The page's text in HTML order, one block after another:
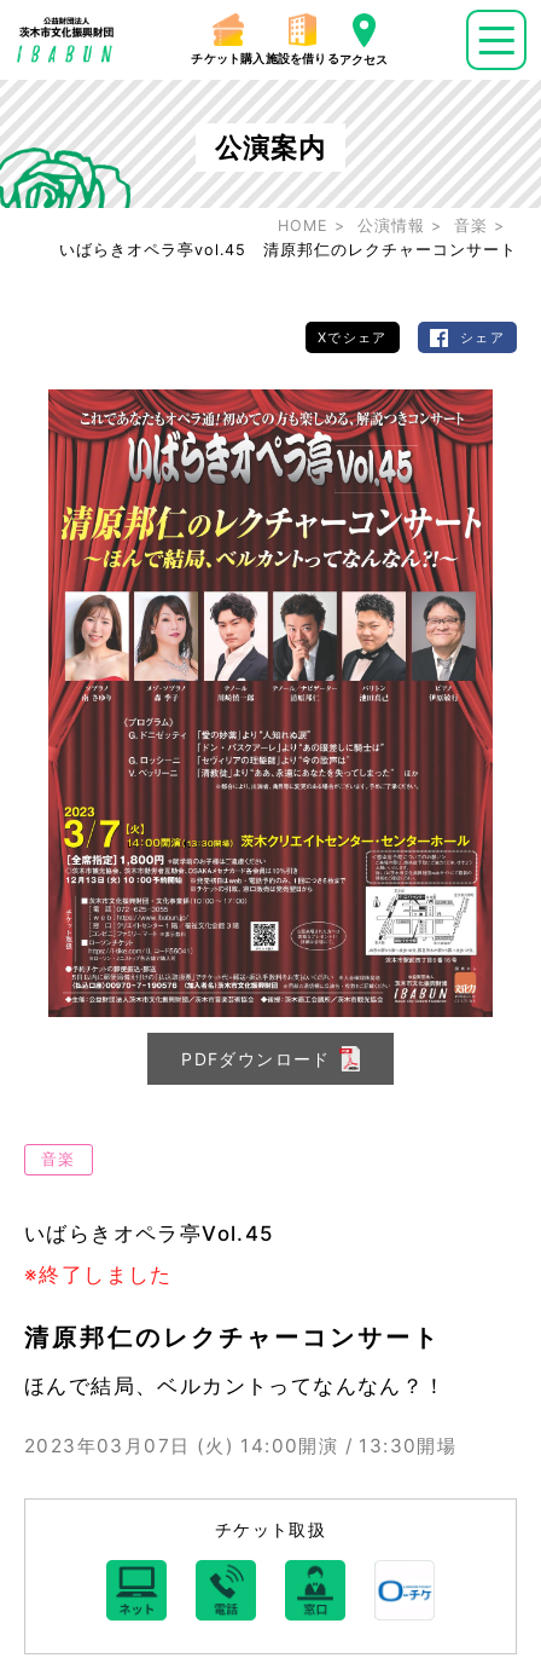
チケット購入 施設を借りるアクセス
公演案内
HOME 公演情報
音楽
いばらきオペラ亭vol.45 清原邦仁のレクチャーコンサート
Xでシェア シェア
PDFダウンロード
音楽
いばらきオペラ亭Vol.45
※終了しました
清原邦仁のレクチャーコンサート
ほんで結局、ベルカントってなんなん？！
2023年03月07日 (火) 14:00開演 / 13:30開場
チケット取扱